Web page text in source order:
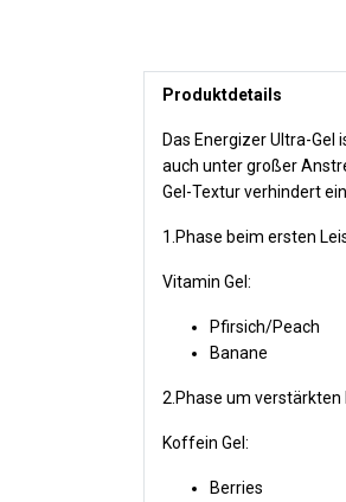
Produktdetails
Das Energizer Ultra-
auch unter großer
Gel-Textur verhindert
1.Phase beim ersten
Vitamin Gel:
Pfirsich/Peach
Banane
2.Phase um
Koffein Gel:
Berries